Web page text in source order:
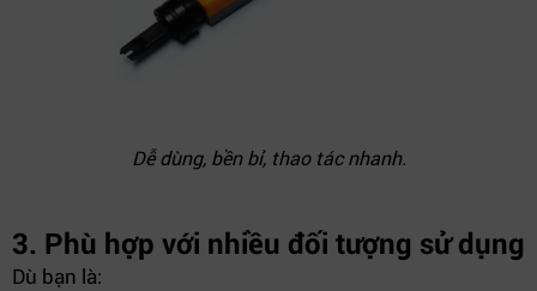
Dễ dùng, bền bỉ, thao tác nhanh.
3. Phù hợp với nhiều đối tượng sử dụng
Dù bạn là: